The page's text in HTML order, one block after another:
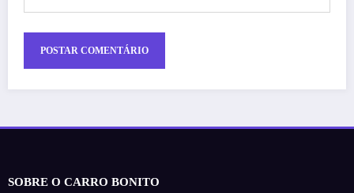
SOBRE O CARRO BONITO